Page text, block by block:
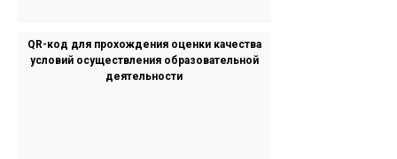
QR-код для прохождения оценки качества
условий осуществления образовательной
деятельности